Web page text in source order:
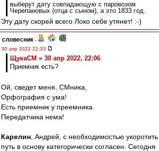
выберут дату совпадающую с паровозом
Черепановых (отца с сыном), а это 1833 год.
Эту дату скорей всего Локо себе утянет! :-)
словесник -
30 апр 2022 22:33
ЩукаСМ » 30 апр 2022, 22:06
Приемник есть?
Ой, сведет меня, СМника,
Орфография с ума!
Есть приемник у преемника.
Передатчика нема!
Карелин , Андрей, с необходимостью укоротить
путь в основу категорически согласен. Сегодня